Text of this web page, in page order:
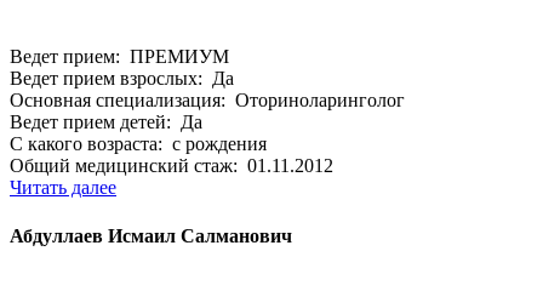
Ведет прием: ПРЕМИУМ
Ведет прием взрослых: Да
Основная специализация: Оториноларинголог
Ведет прием детей: Да
С какого возраста: с рождения
Общий медицинский стаж: 01.11.2012
Читать далее
Абдуллаев Исмаил Салманович